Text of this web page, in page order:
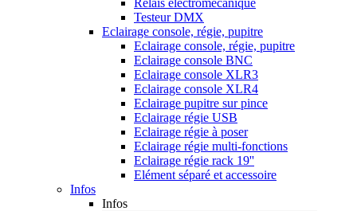
Relais électromécanique
Testeur DMX
Eclairage console, régie, pupitre
Eclairage console, régie, pupitre
Eclairage console BNC
Eclairage console XLR3
Eclairage console XLR4
Eclairage pupitre sur pince
Eclairage régie USB
Eclairage régie à poser
Eclairage régie multi-fonctions
Eclairage régie rack 19''
Elément séparé et accessoire
Infos
Infos